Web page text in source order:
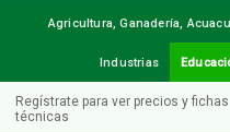
Agricultura, Ganadería,
Industrias
Regístrate para ver precios y fichas
técnicas